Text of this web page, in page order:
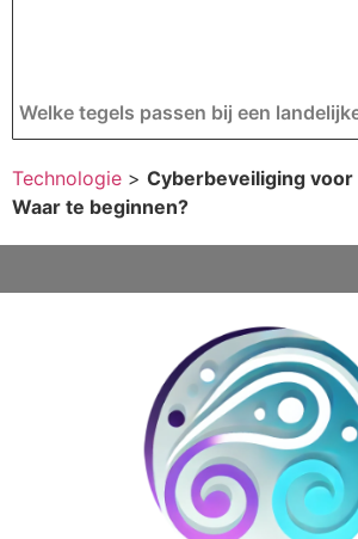
Welke tegels passen bij een
Technologie > Cyberbeveiliging
Waar te beginnen?